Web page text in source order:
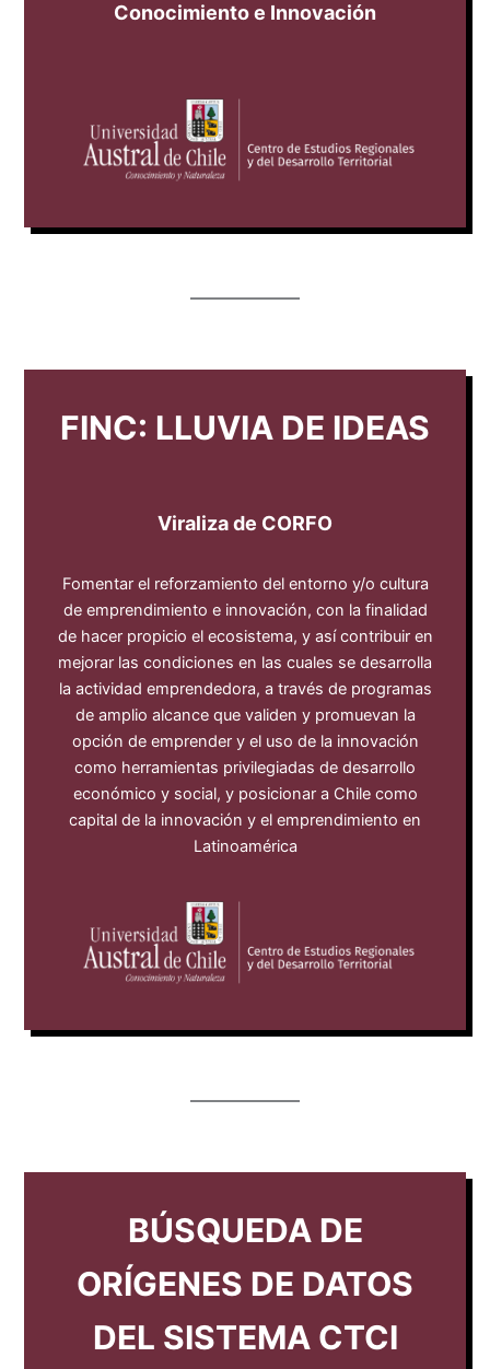
Conocimiento e Innovación
FINC: LLUVIA DE IDEAS
Viraliza de CORFO
Fomentar el reforzamiento del entorno y/o cultura
de emprendimiento e innovación, con la finalidad
de hacer propicio el ecosistema, y así contribuir en
mejorar las condiciones en las cuales se desarrolla
la actividad emprendedora, a través de programas
de amplio alcance que validen y promuevan la
opción de emprender y el uso de la innovación
como herramientas privilegiadas de desarrollo
económico y social, y posicionar a Chile como
capital de la innovación y el emprendimiento en
Latinoamérica
BÚSQUEDA DE
ORÍGENES DE DATOS
DEL SISTEMA CTCI